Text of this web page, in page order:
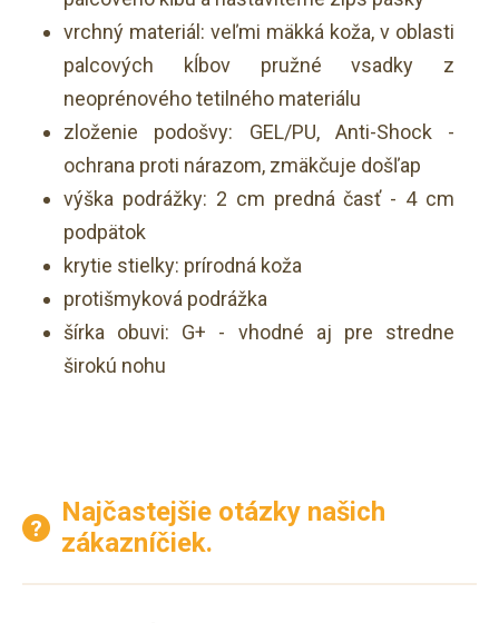
vrchný materiál: veľmi mäkká koža, v oblasti
palcových kĺbov pružné vsadky z
neoprénového tetilného materiálu
zloženie podošvy: GEL/PU, Anti-Shock -
ochrana proti nárazom, zmäkčuje došľap
výška podrážky: 2 cm predná časť - 4 cm
podpätok
krytie stielky: prírodná koža
protišmyková podrážka
šírka obuvi: G+ - vhodné aj pre stredne
širokú nohu
Najčastejšie otázky našich
zákazníčiek.